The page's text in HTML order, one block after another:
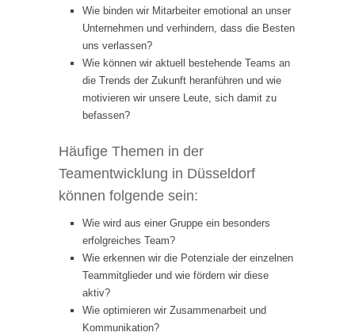
Wie binden wir Mitarbeiter emotional an unser
Unternehmen und verhindern, dass die Besten
uns verlassen?
Wie können wir aktuell bestehende Teams an
die Trends der Zukunft heranführen und wie
motivieren wir unsere Leute, sich damit zu
befassen?
Häufige Themen in der
Teamentwicklung in Düsseldorf
können folgende sein:
Wie wird aus einer Gruppe ein besonders
erfolgreiches Team?
Wie erkennen wir die Potenziale der einzelnen
Teammitglieder und wie fördern wir diese
aktiv?
Wie optimieren wir Zusammenarbeit und
Kommunikation?